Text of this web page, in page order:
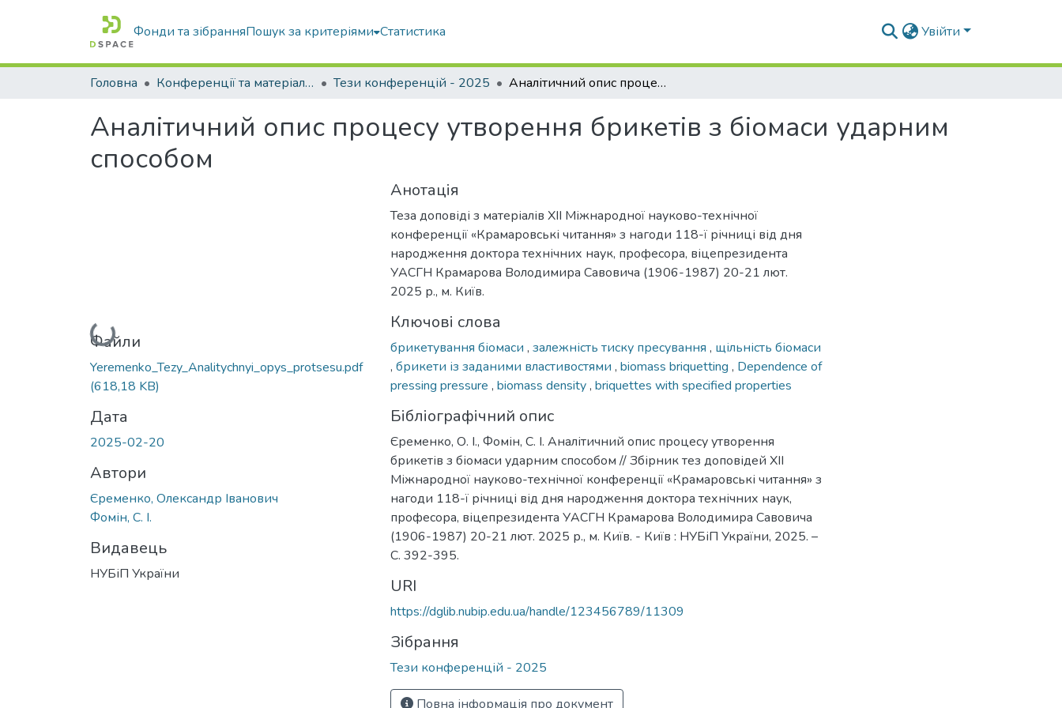
Фонди та зібранняПошук за критеріями Статистика Увійти
Головна Конференції та матеріали конференцій Тези конференцій - 2025 Аналітичний опис процесу утворення брикетів з біомаси ударним способом
Аналітичний опис процесу утворення брикетів з біомаси ударним
способом
Вантажиться...
Файли
Yeremenko_Tezy_Analitychnyi_opys_protsesu.pdf
(618,18 KB)
Дата
2025-02-20
Автори
Єременко, Олександр Іванович
Фомін, С. І.
Видавець
НУБіП України
Анотація
Теза доповіді з матеріалів ХІІ Міжнародної науково-технічної
конференції «Крамаровські читання» з нагоди 118-ї річниці від дня
народження доктора технічних наук, професора, віцепрезидента
УАСГН Крамарова Володимира Савовича (1906-1987) 20-21 лют.
2025 р., м. Київ.
Ключові слова
брикетування біомаси , залежність тиску пресування , щільність біомаси
, брикети із заданими властивостями , biomass briquetting , Dependence of
pressing pressure , biomass density, briquettes with specified properties
Бібліографічний опис
Єременко, О. І., Фомін, С. І. Аналітичний опис процесу утворення
брикетів з біомаси ударним способом // Збірник тез доповідей ХІІ
Міжнародної науково-технічної конференції «Крамаровські читання» з
нагоди 118-ї річниці від дня народження доктора технічних наук,
професора, віцепрезидента УАСГН Крамарова Володимира Савовича
(1906-1987) 20-21 лют. 2025 р., м. Київ. - Київ : НУБіП України, 2025. –
С. 392-395.
URI
https://dglib.nubip.edu.ua/handle/123456789/11309
Зібрання
Тези конференцій - 2025
Повна інформація про документ